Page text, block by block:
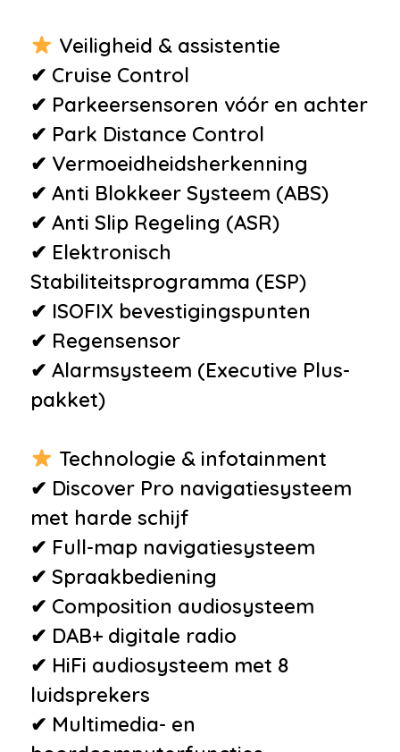
•Airbag passagier
•Alarm klasse 1(startblokkering)
•Alarm klasse 3
•Alarmsysteem
•Bandenspanningscontrolesysteem
Overige
• 18" Lichtmetalen velgen Serron
•
65% getint glas achter
•Climatronic Airconditioning
•
Cruise control
•
Digitale radio-ontvangst DAB+
• Electronic climate control
•Executive Plus pakket
•
•Hoofdsteunen anti-whiplash
•
In hoogte verstelbare
passagiersstoel
•
Klein lederpakket
• LED achterlichten
•
Middenarmsteun voor
•
Oplaadmogelijkheid
•
Park Distance Control
•Radiosysteem "Composition
Colour"
Veiligheid & assistentie
✔ Cruise Control
✔ Parkeersensoren vóór en achter
✔ Park Distance Control
✔ Vermoeidheidsherkenning
✔ Anti Blokkeer Systeem (ABS)
✔ Anti Slip Regeling (ASR)
✔ Elektronisch
Stabiliteitsprogramma (ESP)
✔ ISOFIX bevestigingspunten
✔ Regensensor
✔ Alarmsysteem (Executive Plus-
pakket)
Technologie & infotainment
✔ Discover Pro navigatiesysteem
met harde schijf
✔ Full-map navigatiesysteem
✔ Spraakbediening
✔ Composition audiosysteem
✔ DAB+ digitale radio
✔ HiFi audiosysteem met 8
luidsprekers
✔ Multimedia- en